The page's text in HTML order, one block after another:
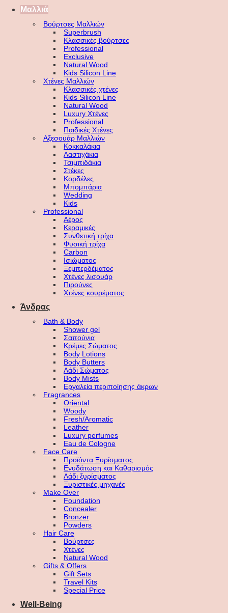
Μαλλιά
Βούρτσες Μαλλιών
Superbrush
Κλασσικές βούρτσες
Professional
Exclusive
Natural Wood
Kids Silicon Line
Χτένες Μαλλιών
Κλασσικές χτένες
Kids Silicon Line
Natural Wood
Luxury Χτένες
Professional
Παιδικές Χτένες
Αξεσουάρ Μαλλιών
Κοκκαλάκια
Λαστιχάκια
Τσιμπιδάκια
Στέκες
Κορδέλες
Μπομπάρια
Wedding
Kids
Professional
Αέρος
Κεραμικές
Συνθετική τρίχα
Φυσική τρίχα
Carbon
Ισιώματος
Ξεμπερδέματος
Χτένες λισουάρ
Πιρούνες
Χτένες κουρέματος
Άνδρας
Bath & Body
Shower gel
Σαπούνια
Κρέμες Σώματος
Body Lotions
Body Butters
Λάδι Σώματος
Body Mists
Εργαλεία περιποίησης άκρων
Fragrances
Oriental
Woody
Fresh/Aromatic
Leather
Luxury perfumes
Eau de Cologne
Face Care
Προϊόντα Ξυρίσματος
Ενυδάτωση και Καθαρισμός
Λάδι ξυρίσματος
Ξυριστικές μηχανές
Make Over
Foundation
Concealer
Bronzer
Powders
Hair Care
Βούρτσες
Χτένες
Natural Wood
Gifts & Offers
Gift Sets
Travel Kits
Special Price
Well-Being